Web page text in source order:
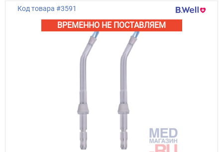
Код товара #3591
ВРЕМЕННО НЕ ПОСТАВЛЯЕМ